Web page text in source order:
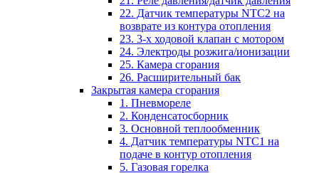
22. Датчик температуры NTC2 на
возврате из контура отопления
23. 3-х ходовой клапан с мотором
24. Электроды розжига/ионизации
25. Камера сгорания
26. Расширительный бак
Закрытая камера сгорания
1. Пневмореле
2. Конденсатосборник
3. Основной теплообменник
4. Датчик температуры NTC1 на
подаче в контур отопления
5. Газовая горелка